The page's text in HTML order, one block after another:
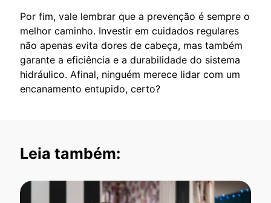
Por fim, vale lembrar que a prevenção é sempre o
melhor caminho. Investir em cuidados regulares
não apenas evita dores de cabeça, mas também
garante a eficiência e a durabilidade do sistema
hidráulico. Afinal, ninguém merece lidar com um
encanamento entupido, certo?
Leia também: